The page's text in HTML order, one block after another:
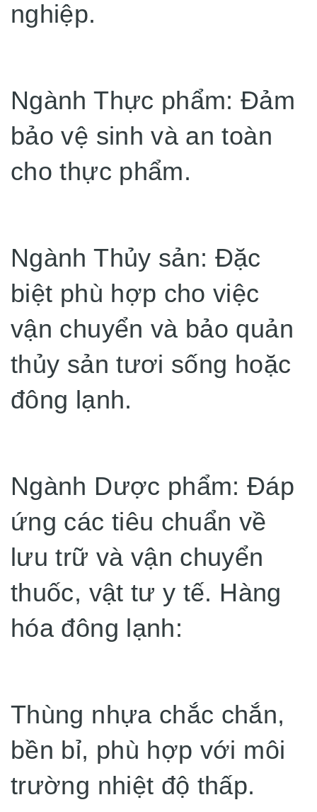
nghiệp.
Ngành Thực phẩm: Đảm
bảo vệ sinh và an toàn
cho thực phẩm.
Ngành Thủy sản: Đặc
biệt phù hợp cho việc
vận chuyển và bảo quản
thủy sản tươi sống hoặc
đông lạnh.
Ngành Dược phẩm: Đáp
ứng các tiêu chuẩn về
lưu trữ và vận chuyển
thuốc, vật tư y tế. Hàng
hóa đông lạnh:
Thùng nhựa chắc chắn,
bền bỉ, phù hợp với môi
trường nhiệt độ thấp.